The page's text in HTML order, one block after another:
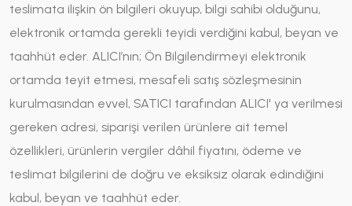
teslimata ilişkin ön bilgileri okuyup, bilgi sahibi olduğunu,
elektronik ortamda gerekli teyidi verdiğini kabul, beyan ve
taahhüt eder. ALICI’nın; Ön Bilgilendirmeyi elektronik
ortamda teyit etmesi, mesafeli satış sözleşmesinin
kurulmasından evvel, SATICI tarafından ALICI' ya verilmesi
gereken adresi, siparişi verilen ürünlere ait temel
özellikleri, ürünlerin vergiler dâhil fiyatını, ödeme ve
teslimat bilgilerini de doğru ve eksiksiz olarak edindiğini
kabul, beyan ve taahhüt eder.